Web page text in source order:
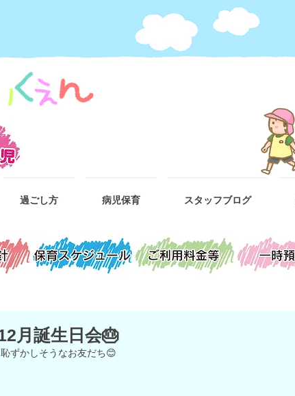
過ごし方 病児保育 スタッフブログ
月誕生日会🎂
ずかしそうなお友だち😊